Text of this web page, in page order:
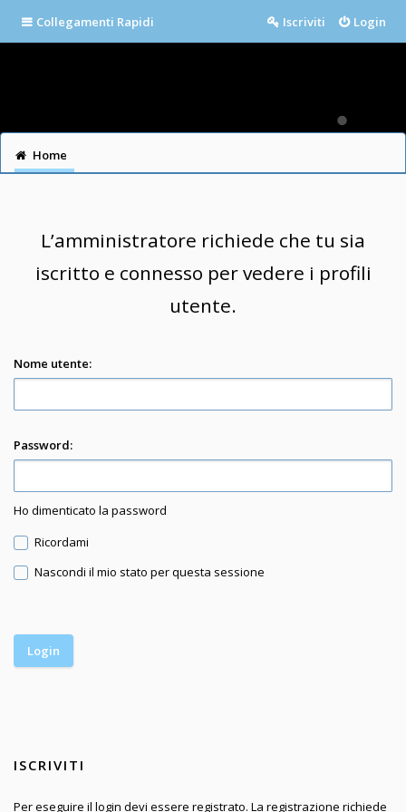
Collegamenti Rapidi Login
Iscriviti
Home
L’amministratore richiede che tu sia
iscritto e connesso per vedere i profili
utente.
Nome utente:
Password:
Ho dimenticato la password
Ricordami
Nascondi il mio stato per questa sessione
ISCRIVITI
Per eseguire il login devi essere registrato. La registrazione richiede